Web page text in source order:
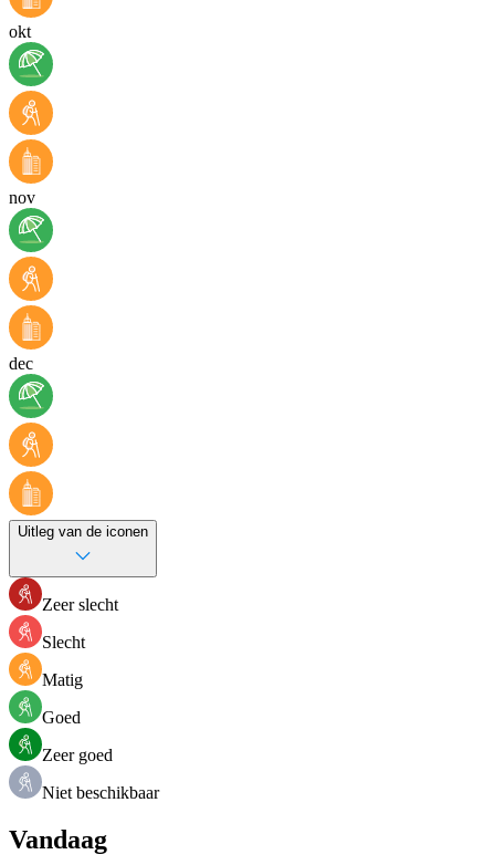
okt
nov
dec
Uitleg van de iconen
Zeer slecht
Slecht
Matig
Goed
Zeer goed
Niet beschikbaar
Vandaag